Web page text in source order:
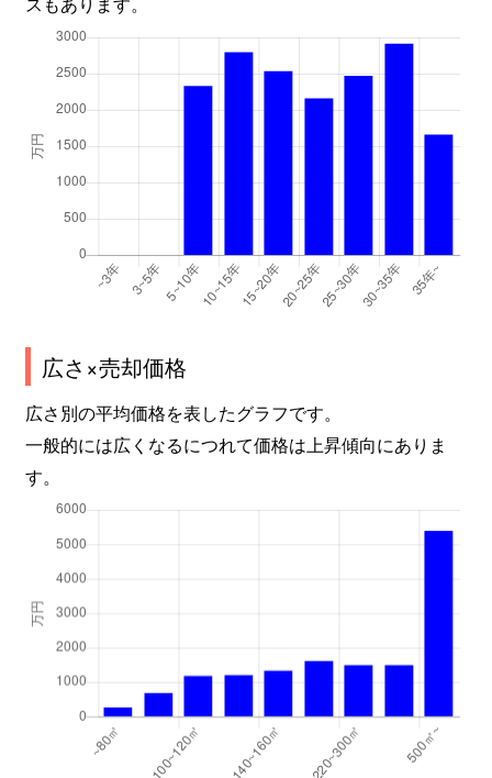
広さ×売却価格
広さ別の平均価格を表したグラフです。
一般的には広くなるにつれて価格は上昇傾向にありま
す。